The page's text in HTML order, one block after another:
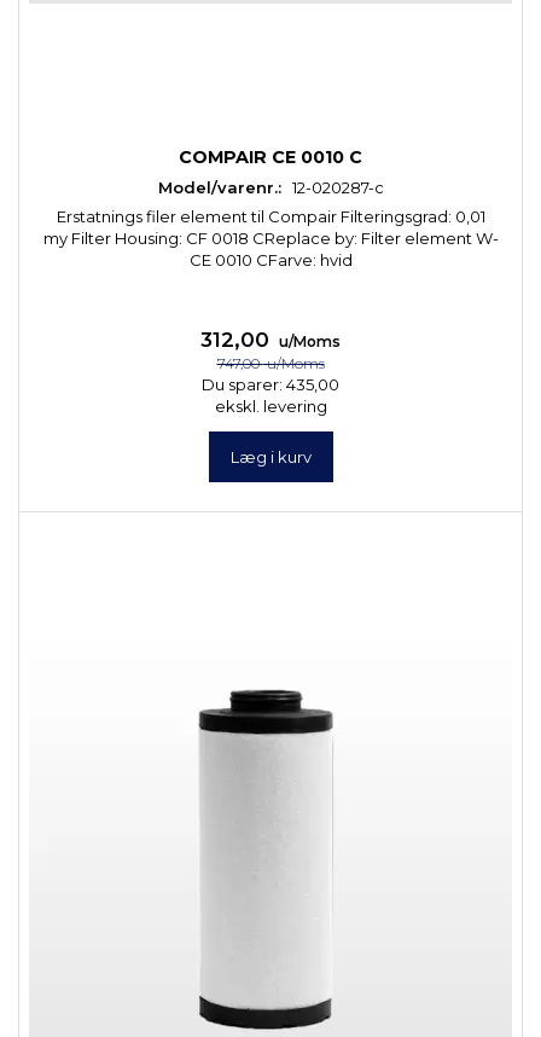
COMPAIR CE 0010 C
Model/varenr.: 12-020287-c
Erstatnings filer element til Compair Filteringsgrad: 0,01
my Filter Housing: CF 0018 CReplace by: Filter element W-
CE 0010 CFarve: hvid
312,00
u/Moms
747,00u/Moms
Du sparer: 435,00
ekskl. levering
Læg i kurv